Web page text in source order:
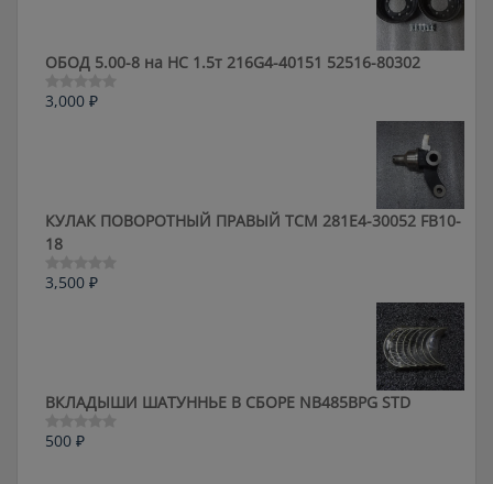
ОБОД 5.00-8 на HC 1.5т 216G4-40151 52516-80302
Оценка
3,000 ₽
КУЛАК ПОВОРОТНЫЙ ПРАВЫЙ ТСМ 281E4-30052 FB10-
18
Оценка
3,500 ₽
ВКЛАДЫШИ ШАТУННЬЕ В СБОРЕ NB485BPG STD
Оценка
500 ₽